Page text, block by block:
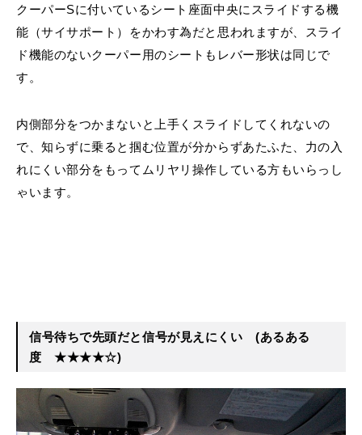
クーパーSに付いているシート座面中央にスライドする機
能（サイサポート）をかわす為だと思われますが、スライ
ド機能のないクーパー用のシートもレバー形状は同じで
す。
内側部分をつかまないと上手くスライドしてくれないの
で、知らずに乗ると掴む位置が分からずあたふた、力の入
れにくい部分をもってムリヤリ操作している方もいらっし
ゃいます。
信号待ちで先頭だと信号が見えにくい(あるある
度 ★★★★☆)